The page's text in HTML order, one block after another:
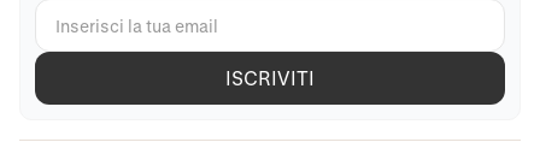
ISCRIVITI